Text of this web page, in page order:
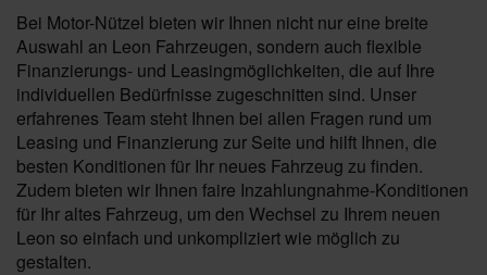
Bei Motor-Nützel bieten wir Ihnen nicht nur eine breite
Auswahl an Leon Fahrzeugen, sondern auch flexible
Finanzierungs- und Leasingmöglichkeiten, die auf Ihre
individuellen Bedürfnisse zugeschnitten sind. Unser
erfahrenes Team steht Ihnen bei allen Fragen rund um
Leasing und Finanzierung zur Seite und hilft Ihnen, die
besten Konditionen für Ihr neues Fahrzeug zu finden.
Zudem bieten wir Ihnen faire Inzahlungnahme-Konditionen
für Ihr altes Fahrzeug, um den Wechsel zu Ihrem neuen
Leon so einfach und unkompliziert wie möglich zu
gestalten.